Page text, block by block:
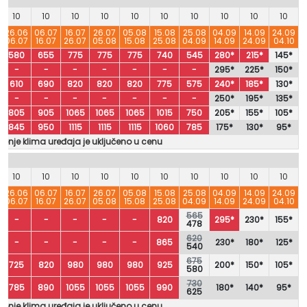
10 10 10 10 10 10 10 10 10
10
26.06
06.07
06.07
16.07
16.07
26.07
26.07
05.08
05.08
15.08
15.08
25.08
25.08
04.09
04.09
14.09
14.09
24.09
24.09
04.10
580
655 775 775 775 740 545 280* 215*
145*
-
- - - - - - 295* 225*
150*
610
690 820 820 820 775 575 240* 185*
130*
-
- - - - - - 250* 195*
135*
805
905 1065 1065 1065 1015 750 205* 155*
105*
845
950 1115 1115 1115 1060 785 175* 130*
95*
klima uređaja je uključeno u cenu
10 10 10 10 10 10 10 10 10
10
26.06
06.07
06.07
16.07
16.07
26.07
26.07
05.08
05.08
15.08
15.08
25.08
25.08
04.09
04.09
14.09
14.09
24.09
24.09
04.10
-
- - - - 820 565
478 295* 230*
155*
-
- - - - 865 620
540 230* 180*
125*
725
820 980 980 980 925 675
580 200* 150*
105*
785
890 1055 1055 1055 990 730
625 180* 140*
95*